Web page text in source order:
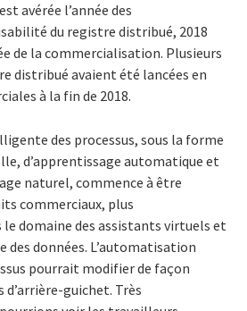
avérée l’année des
du registre distribué, 2018
de la commercialisation. Plusieurs
distribué avaient été lancées en
à la fin de 2018.
des processus, sous la forme
d’apprentissage automatique et
naturel, commence à être
commerciaux, plus
domaine des assistants virtuels et
données. L’automatisation
pourrait modifier de façon
guichet. Très